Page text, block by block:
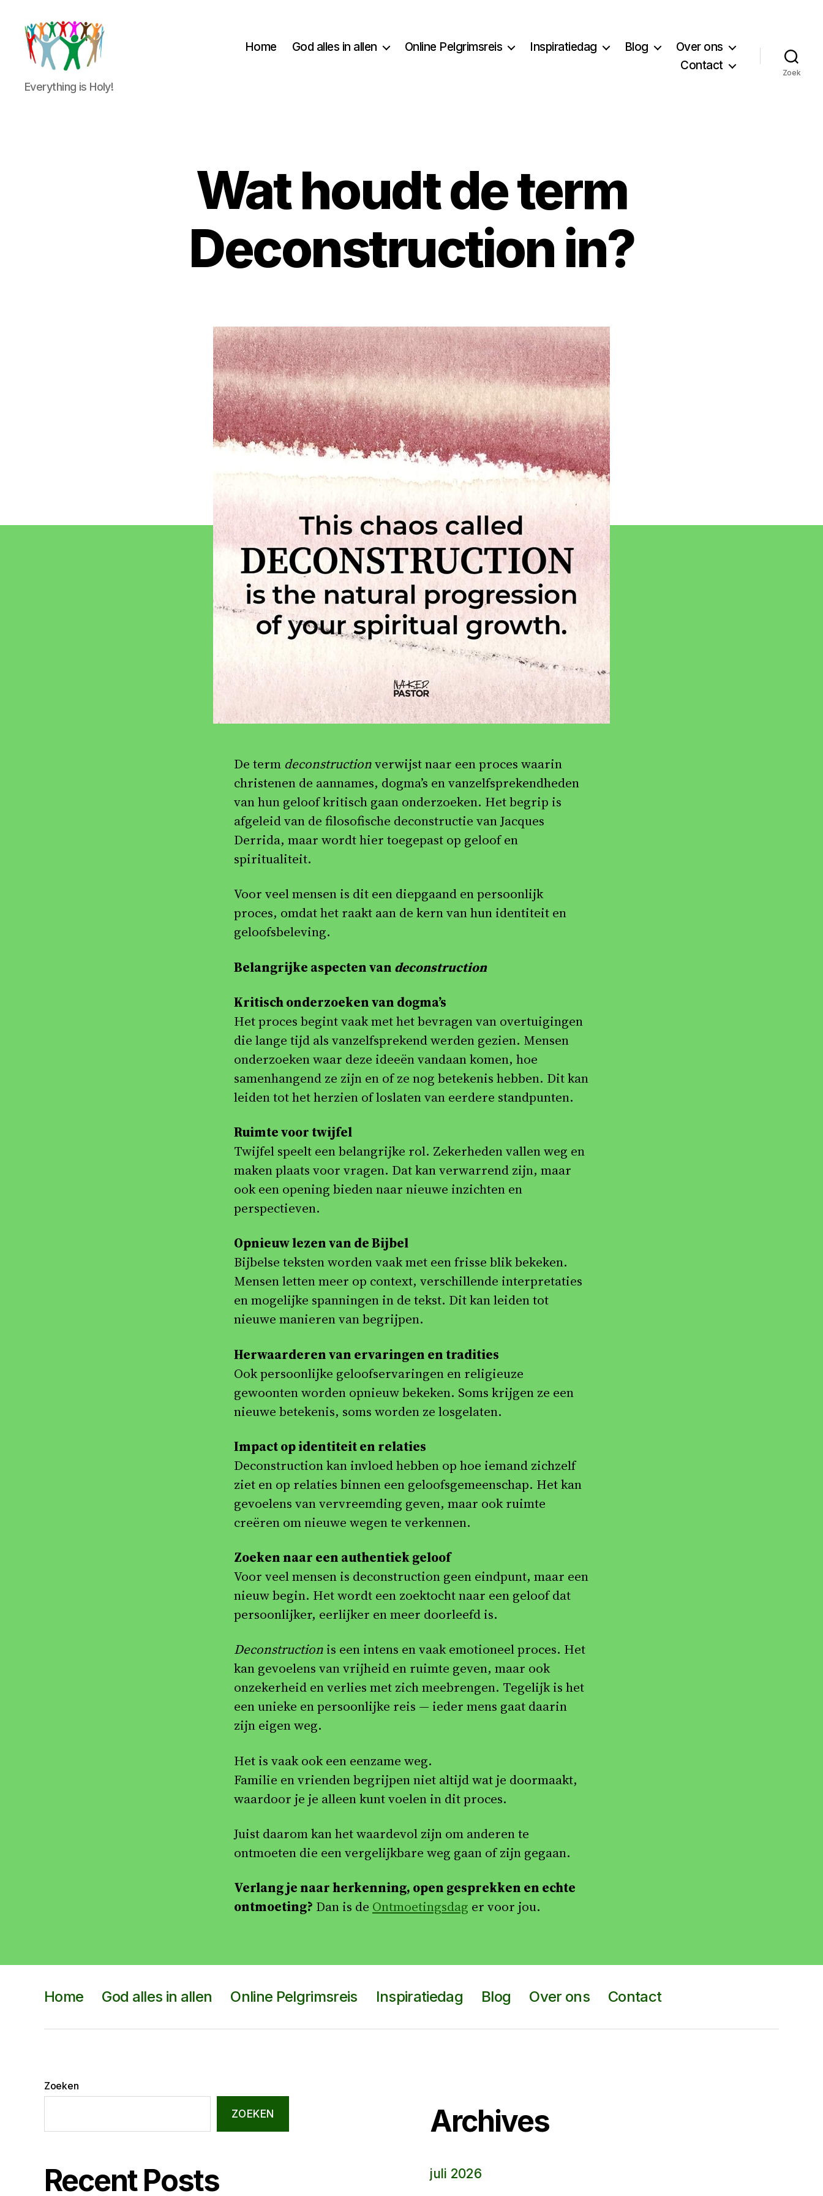
&
Everything is Holy!
Home God alles in allen Online Pelgrimsreis Inspiratiedag Blog
Over ons
Contact
Zoek
Wat houdt de term
Deconstruction in?
De term deconstructionverwijst naar een proces waarin
christenen de aannames, dogma’s en vanzelfsprekendheden
van hun geloof kritisch gaan onderzoeken. Het begrip is
afgeleid van de filosofische deconstructie van Jacques
Derrida, maar wordt hier toegepast op geloof en
spiritualiteit.
Voor veel mensen is dit een diepgaand en persoonlijk
proces, omdat het raakt aan de kern van hun identiteit en
geloofsbeleving.
Belangrijke aspecten van deconstruction
Kritisch onderzoeken van dogma’s
Het proces begint vaak met het bevragen van overtuigingen
die lange tijd als vanzelfsprekend werden gezien. Mensen
onderzoeken waar deze ideeën vandaan komen, hoe
samenhangend ze zijn en of ze nog betekenis hebben. Dit kan
leiden tot het herzien of loslaten van eerdere standpunten.
Ruimte voor twijfel
Twijfel speelt een belangrijke rol. Zekerheden vallen weg en
maken plaats voor vragen. Dat kan verwarrend zijn, maar
ook een opening bieden naar nieuwe inzichten en
perspectieven.
Opnieuw lezen van de Bijbel
Bijbelse teksten worden vaak met een frisse blik bekeken.
Mensen letten meer op context, verschillende interpretaties
en mogelijke spanningen in de tekst. Dit kan leiden tot
nieuwe manieren van begrijpen.
Herwaarderen van ervaringen en tradities
Ook persoonlijke geloofservaringen en religieuze
gewoonten worden opnieuw bekeken. Soms krijgen ze een
nieuwe betekenis, soms worden ze losgelaten.
Impact op identiteit en relaties
Deconstruction kan invloed hebben op hoe iemand zichzelf
ziet en op relaties binnen een geloofsgemeenschap. Het kan
gevoelens van vervreemding geven, maar ook ruimte
creëren om nieuwe wegen te verkennen.
Zoeken naar een authentiek geloof
Voor veel mensen is deconstruction geen eindpunt, maar een
nieuw begin. Het wordt een zoektocht naar een geloof dat
persoonlijker, eerlijker en meer doorleefd is.
Deconstruction is een intens en vaak emotioneel proces. Het
kan gevoelens van vrijheid en ruimte geven, maar ook
onzekerheid en verlies met zich meebrengen. Tegelijk is het
een unieke en persoonlijke reis — ieder mens gaat daarin
zijn eigen weg.
Het is vaak ook een eenzame weg.
Familie en vrienden begrijpen niet altijd wat je doormaakt,
waardoor je je alleen kunt voelen in dit proces.
Juist daarom kan het waardevol zijn om anderen te
ontmoeten die een vergelijkbare weg gaan of zijn gegaan.
Verlang je naar herkenning, open gesprekken en echte
ontmoeting? Dan is de Ontmoetingsdag er voor jou.
Home God alles in allen Online Pelgrimsreis Inspiratiedag Blog Over ons Contact
Zoeken
ZOEKEN
Recent Posts
Archives
juli 2026